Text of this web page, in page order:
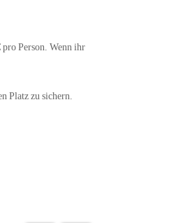
pro Person. Wenn ihr
Platz zu sichern.